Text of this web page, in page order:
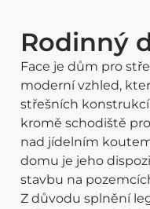
Rodinný
Face je dům pro
moderní vzhled,
střešních
kromě schodiště
nad jídelním
domu je jeho
stavbu na
Z důvodu splnění